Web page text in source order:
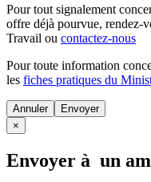
Pour tout signalement
offre déjà pourvue, rendez-
Travail ou contactez-nous
Pour toute information
les fiches pratiques du
Annuler
×
Envoyer à un